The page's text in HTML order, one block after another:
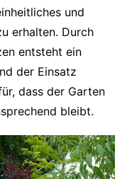
und
erhalten. Durch
entsteht ein
der Einsatz
dass der Garten
bleibt.